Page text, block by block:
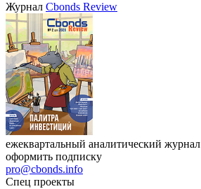
Журнал Cbonds Review
ежеквартальный аналитический журнал
оформить подписку
pro@cbonds.info
Спец проекты